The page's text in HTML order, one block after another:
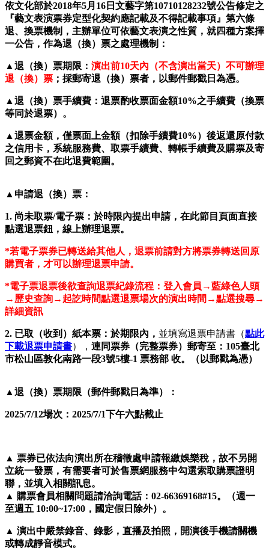
依文化部於2018年5月16日文藝字第10710128232號公告修定之
『藝文表演票券定型化契約應記載及不得記載事項』第六條
退、換票機制，主辦單位可依藝文表演之性質，就四種方案擇
一公告，作為退（換）票之處理機制：
▲退（換）票期限： 演出前10天內（不含演出當天）不可辦理
退（換）票 ；採郵寄退（換）票者，以郵件郵戳日為憑。
▲退（換）票手續費：退票酌收票面金額10%之手續費（換票
等同於退票）。
▲退票金額，僅票面上金額（扣除手續費10%）後返還原付款
之信用卡，系統服務費、取票手續費、轉帳手續費及購票及寄
回之郵資不在此退費範圍。
▲申請退（換）票：
1. 尚未取票/電子票 ：於時限內提出申請，在此節目頁面直接
點選退票鈕，線上辦理退票。
*若電子票券已轉送給其他人，退票前請對方將票券轉送回原
購買者，才可以辦理退票申請。
*電子票退票後欲查詢退票紀錄流程：登入會員→藍綠色人頭
→ 歷史查詢→ 起訖時間點選退票場次的演出時間→點選搜尋→
詳細資訊
2. 已取（收到）紙本票：於期限內， 並填寫退票申請書（點此
下載退票申請書）， 連同票券（完整票券）郵寄至：105臺北
市松山區敦化南路一段3號5樓-1 票務部 收。（以郵戳為憑）
▲退（換）票期限（郵件郵戳日為準）：
2025/7/12場次：2025/7/1下午六點截止
▲ 票券已依法向演出所在稽徵處申請報繳娛樂稅，故不另開
立統一發票，有需要者可於售票網服務中勾選索取購票證明
聯，並填入相關訊息。
▲ 購票會員相關問題請洽詢電話：02-66369168#15。（週一
至週五 10:00~17:00，國定假日除外）。
▲ 演出中嚴禁錄音、錄影，直播及拍照，開演後手機請關機
或轉成靜音模式。